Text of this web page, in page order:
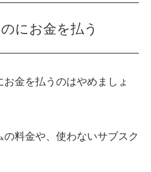
にお金を払う
金を払うのはやめましょ
料金や、使わないサブスク